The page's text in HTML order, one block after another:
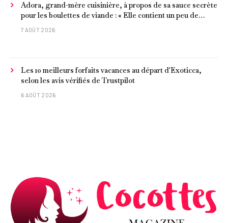
Adora, grand-mère cuisinière, à propos de sa sauce secrète
pour les boulettes de viande : « Elle contient un peu de
curcuma, du poivre, une poignée d'amandes et des tomates
7 AOÛT 2026
Les 10 meilleurs forfaits vacances au départ d'Exoticca,
selon les avis vérifiés de Trustpilot
6 AOÛT 2026